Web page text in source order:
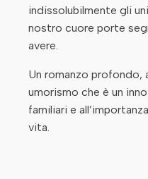
indissolubilmente gli
nostro cuore porte
avere.
Un romanzo profondo,
umorismo che è un
familiari e
vita.